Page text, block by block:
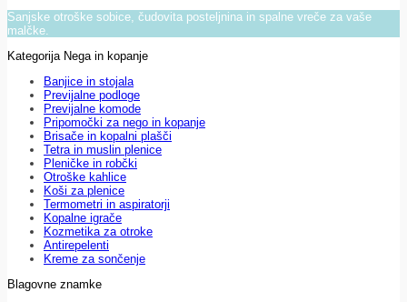
Sanjske otroške sobice, čudovita posteljnina in spalne vreče za vaše
malčke.
Kategorija Nega in kopanje
Banjice in stojala
Previjalne podloge
Previjalne komode
Pripomočki za nego in kopanje
Brisače in kopalni plašči
Tetra in muslin plenice
Pleničke in robčki
Otroške kahlice
Koši za plenice
Termometri in aspiratorji
Kopalne igrače
Kozmetika za otroke
Antirepelenti
Kreme za sončenje
Blagovne znamke